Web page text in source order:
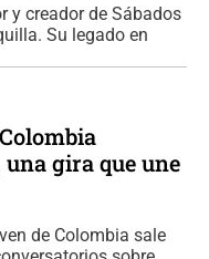
y creador de Sábados
Su legado en
gira que une
de Colombia sale